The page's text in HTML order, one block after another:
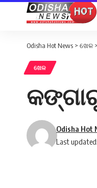
Odisha Hot News > ଖେଳ >
ଖେଳ
Last
Odisha Hot